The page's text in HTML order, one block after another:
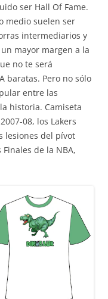
ser Hall Of Fame.
medio suelen ser
intermediarios y
mayor margen a la
no te será
baratas. Pero no sólo
entre las
historia. Camiseta
08, los Lakers
lesiones del pívot
de la NBA,